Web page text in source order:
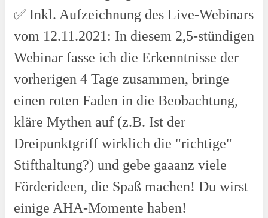
✅ Inkl. Aufzeichnung des Live-Webinars
vom 12.11.2021: In diesem 2,5-stündigen
Webinar fasse ich die Erkenntnisse der
vorherigen 4 Tage zusammen, bringe
einen roten Faden in die Beobachtung,
kläre Mythen auf (z.B. Ist der
Dreipunktgriff wirklich die "richtige"
Stifthaltung?) und gebe gaaanz viele
Förderideen, die Spaß machen! Du wirst
einige AHA-Momente haben!